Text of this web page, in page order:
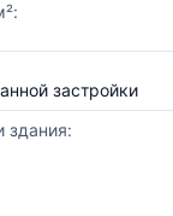
застройки
здания: